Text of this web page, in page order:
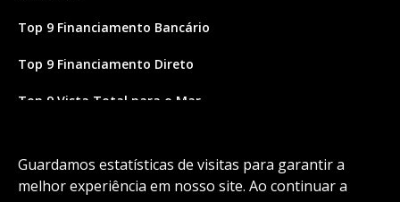
Guardamos estatísticas de visitas para garantir a
melhor experiência em nosso site. Ao continuar a
Top 9 Financiamento Bancário
Top 9 Financiamento Direto
Top 9 Vista Total para o Mar
Site feito por Coruja Sistemas